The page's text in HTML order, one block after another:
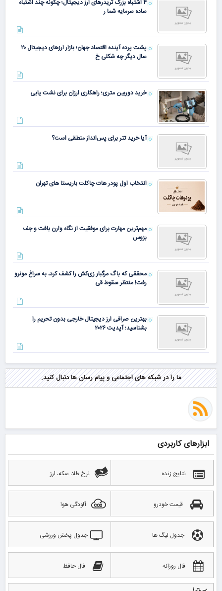
۴ اشتباه بزرگ تریدرهای ارز دیجیتال؛ چگونه چند اشتباه
ساده سرمایه شما ر
پشت پرده آینده اقتصاد جهان؛ بازار ارزهای دیجیتال ۲۰
سال دیگر چه شکلی خ
خرید دوربین متری؛ راهکاری ارزان برای نشت یابی
آیا خرید تتر برای پس‌انداز منطقی است؟
انتخاب اول پودر هات چاکلت باریستا های تهران
مهم‌ترین مهارت برای موفقیت از نگاه وارن بافت و جف
بزوس
محققی که باگ مرگبار زی‌کش را کشف کرد، به سراغ مونرو
رفت! منتظر سقوط قی
بهترین صرافی ارز دیجیتال خارجی بدون تحریم را
بشناسید؛ آپدیت ۲۰۲۶
ما را در شبکه های اجتماعی و پیام رسان ها دنبال کنید.
ابزارهای کاربردی
نتایج زنده نرخ طلا، سکه، ارز
قیمت خودرو آلودگی هوا
جدول لیگ ها جدول پخش ورزشی
فال روزانه فال حافظ